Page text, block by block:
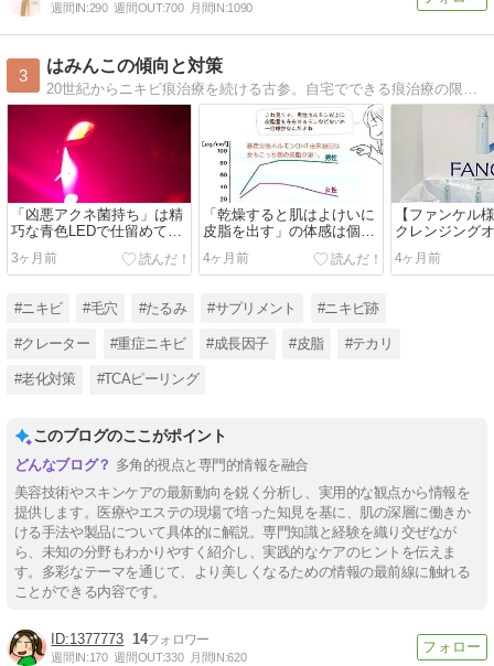
週間IN:290 週間OUT:700 月間IN:1090
3
はみんこの傾向と対策
20世紀からニキビ痕治療を続ける古参。自宅でできる痕治療の限界を探る者です。皮脂・老化対策にも着手。経過写真やイラストも垂れ流します。
「凶悪アクネ菌持ち」は精
巧な青色LEDで仕留めてお
3ヶ月前
「乾燥すると肌はよけいに
皮脂を出す」の体感は個人
差デカい
4ヶ月前
【ファンケル
クレンジング
ーアル勉強会
た
4ヶ月前
#ニキビ #毛穴 #たるみ #サプリメント #ニキビ跡
#クレーター #重症ニキビ #成長因子 #皮脂 #テカリ
#老化対策 #TCAピーリング
このブログのここがポイント
多角的視点と専門的情報を融合
美容技術やスキンケアの最新動向を鋭く分析し、実用的な観点から情報を
提供します。医療やエステの現場で培った知見を基に、肌の深層に働きか
ける手法や製品について具体的に解説。専門知識と経験を織り交ぜなが
ら、未知の分野もわかりやすく紹介し、実践的なケアのヒントを伝えま
す。多彩なテーマを通じて、より美しくなるための情報の最前線に触れる
ことができる内容です。
1377773 14
週間IN:170 週間OUT:330 月間IN:620